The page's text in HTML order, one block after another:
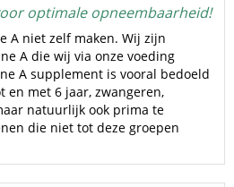
optimale opneembaarheid!
A niet zelf maken. Wij zijn
A die wij via onze voeding
A supplement is vooral bedoeld
en met 6 jaar, zwangeren,
natuurlijk ook prima te
die niet tot deze groepen